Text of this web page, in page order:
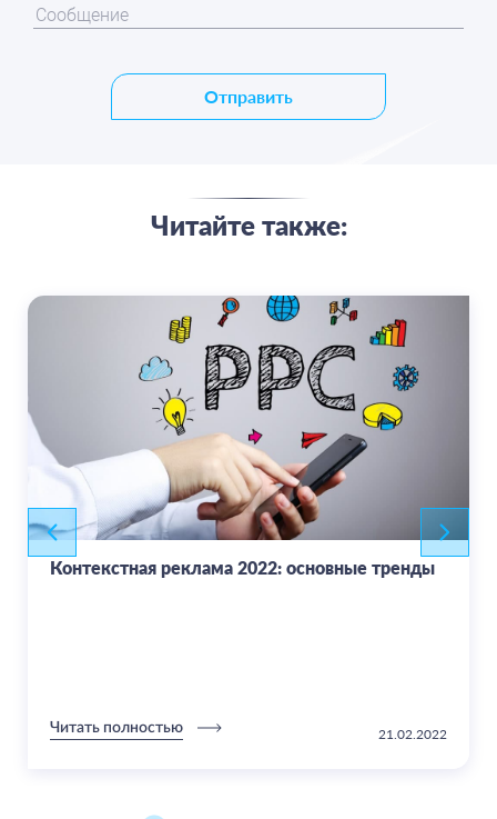
Отправить
Читайте также:
Контекстная реклама 2022: основные тренды
Читать полностью 21.02.2022